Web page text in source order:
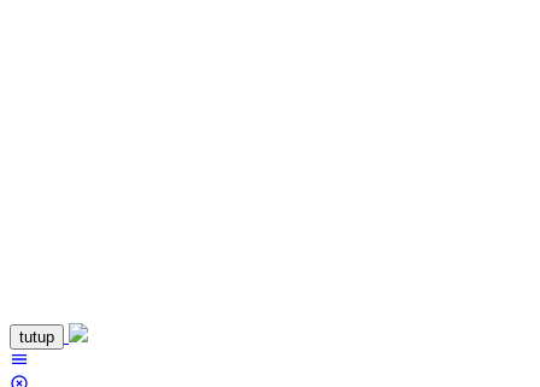
Loncat
ke
konten
tutup